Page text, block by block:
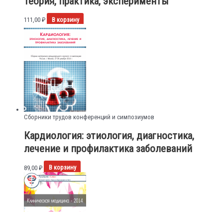
111,00 ₽ В корзину
Сборники трудов конференций и симпозиумов
Кардиология: этиология, диагностика,
лечение и профилактика заболеваний
89,00 ₽ В корзину